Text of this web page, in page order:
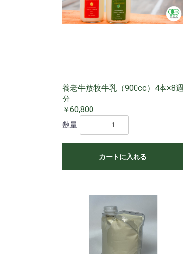
養老牛放牧牛乳（900cc）4本×8週
分
￥60,800
数量
カートに入れる